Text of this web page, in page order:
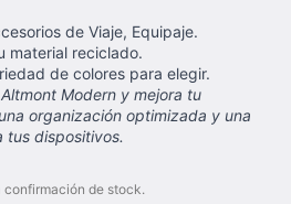
de Viaje, Equipaje.
material reciclado.
de colores para elegir.
Modern y mejora tu
organización optimizada y una
tus dispositivos.
confirmación de stock.